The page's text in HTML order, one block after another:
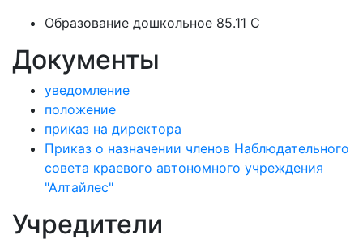
Образование дошкольное 85.11 C
Документы
уведомление
положение
приказ на директора
Приказ о назначении членов Наблюдательного
совета краевого автономного учреждения
"Алтайлес"
Учредители